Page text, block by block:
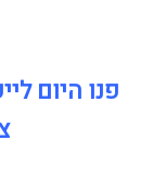
פנו היום